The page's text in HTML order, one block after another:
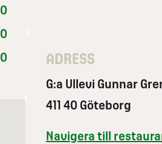
ADRESS
G:a Ullevi Gunnar
411 40 Göteborg
Navigera till